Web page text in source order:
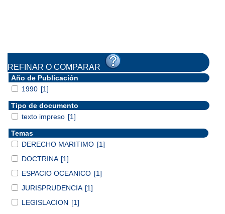
REFINAR O COMPARAR
Año de Publicación
1990 [1]
Tipo de documento
texto impreso [1]
Temas
DERECHO MARITIMO [1]
DOCTRINA [1]
ESPACIO OCEANICO [1]
JURISPRUDENCIA [1]
LEGISLACION [1]